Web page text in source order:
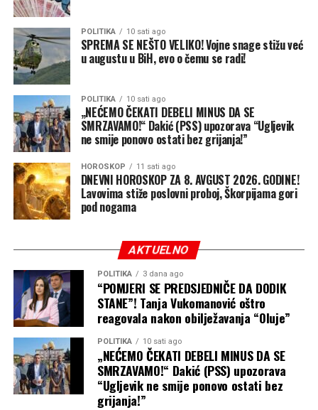
POLITIKA 10 sati ago
SPREMA SE NEŠTO VELIKO! Vojne snage stižu već
u augustu u BiH, evo o čemu se radi!
POLITIKA 10 sati ago
„NEĆEMO ČEKATI DEBELI MINUS DA SE
SMRZAVAMO!“ Dakić (PSS) upozorava “Ugljevik
ne smije ponovo ostati bez grijanja!”
HOROSKOP 11 sati ago
DNEVNI HOROSKOP ZA 8. AVGUST 2026. GODINE!
Lavovima stiže poslovni proboj, Škorpijama gori
pod nogama
AKTUELNO
POLITIKA 3 dana ago
“POMJERI SE PREDSJEDNIČE DA DODIK
STANE”! Tanja Vukomanović oštro
reagovala nakon obilježavanja “Oluje”
POLITIKA 10 sati ago
„NEĆEMO ČEKATI DEBELI MINUS DA SE
SMRZAVAMO!“ Dakić (PSS) upozorava
“Ugljevik ne smije ponovo ostati bez
grijanja!”